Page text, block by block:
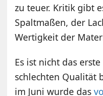
zu teuer. Kritik gibt
Spaltmaßen, der
Wertigkeit der
Es ist nicht das
schlechten Qualität
im Juni wurde das